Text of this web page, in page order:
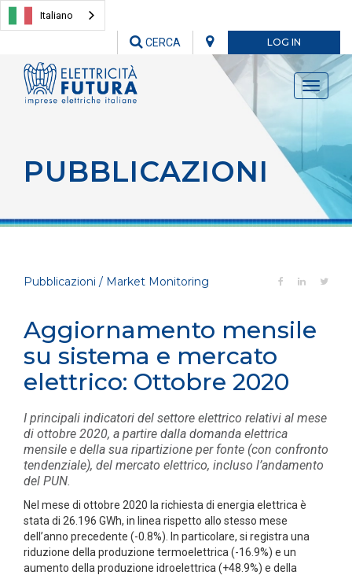
Italiano
LOG IN
CERCA
Toggle
PUBBLICAZIONI
Pubblicazioni / Market Monitoring
Aggiornamento mensile
su sistema e mercato
elettrico: Ottobre 2020
I principali indicatori del settore elettrico relativi al mese
di ottobre 2020, a partire dalla domanda elettrica
mensile e della sua ripartizione per fonte (con confronto
tendenziale), del mercato elettrico, incluso l’andamento
del PUN.
Nel mese di ottobre 2020 la richiesta di energia elettrica è
stata di 26.196 GWh, in linea rispetto allo stesso mese
dell’anno precedente (-0.8%). In particolare, si registra una
riduzione della produzione termoelettrica (-16.9%) e un
aumento della produzione idroelettrica (+48.9%) e della